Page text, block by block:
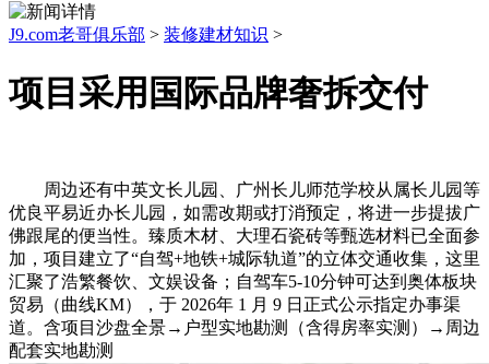
J9.com老哥俱乐部 > 装修建材知识 >
项目采用国际品牌奢拆交付
周边还有中英文长儿园、广州长儿师范学校从属长儿园等
优良平易近办长儿园，如需改期或打消预定，将进一步提拔广
佛跟尾的便当性。臻质木材、大理石瓷砖等甄选材料已全面参
加，项目建立了“自驾+地铁+城际轨道”的立体交通收集，这里
汇聚了浩繁餐饮、文娱设备；自驾车5-10分钟可达到奥体板块
贸易（曲线KM），于 2026年 1 月 9 日正式公示指定办事渠
道。含项目沙盘全景→户型实地勘测（含得房率实测）→周边
配套实地勘测